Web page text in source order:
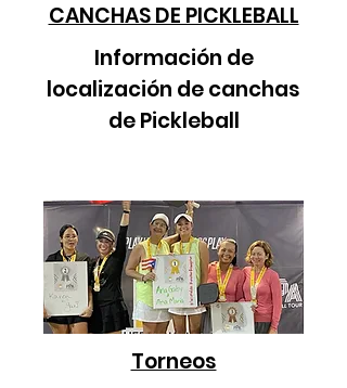
CANCHAS DE PICKLEBALL
Información de
localización de canchas
de Pickleball
Torneos